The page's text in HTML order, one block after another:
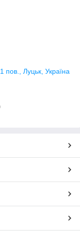
пов., Луцьк, Україна